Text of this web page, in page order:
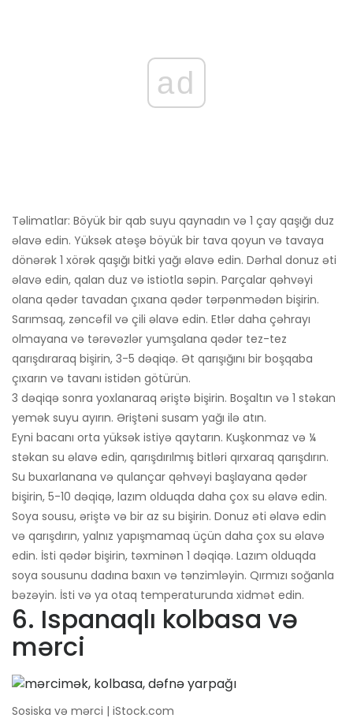
ad
Təlimatlar: Böyük bir qab suyu qaynadın və 1 çay qaşığı duz
əlavə edin. Yüksək atəşə böyük bir tava qoyun və tavaya
dönərək 1 xörək qaşığı bitki yağı əlavə edin. Dərhal donuz əti
əlavə edin, qalan duz və istiotla səpin. Parçalar qəhvəyi
olana qədər tavadan çıxana qədər tərpənmədən bişirin.
Sarımsaq, zəncəfil və çili əlavə edin. Etlər daha çəhrayı
olmayana və tərəvəzlər yumşalana qədər tez-tez
qarışdıraraq bişirin, 3-5 dəqiqə. Ət qarışığını bir boşqaba
çıxarın və tavanı istidən götürün.
3 dəqiqə sonra yoxlanaraq əriştə bişirin. Boşaltın və 1 stəkan
yemək suyu ayırın. Əriştəni susam yağı ilə atın.
Eyni bacanı orta yüksək istiyə qaytarın. Kuşkonmaz və ¼
stəkan su əlavə edin, qarışdırılmış bitləri qırxaraq qarışdırın.
Su buxarlanana və qulançar qəhvəyi başlayana qədər
bişirin, 5-10 dəqiqə, lazım olduqda daha çox su əlavə edin.
Soya sousu, əriştə və bir az su bişirin. Donuz əti əlavə edin
və qarışdırın, yalnız yapışmamaq üçün daha çox su əlavə
edin. İsti qədər bişirin, təxminən 1 dəqiqə. Lazım olduqda
soya sousunu dadına baxın və tənzimləyin. Qırmızı soğanla
bəzəyin. İsti və ya otaq temperaturunda xidmət edin.
6. Ispanaqlı kolbasa və
mərci
Sosiska və mərci | iStock.com